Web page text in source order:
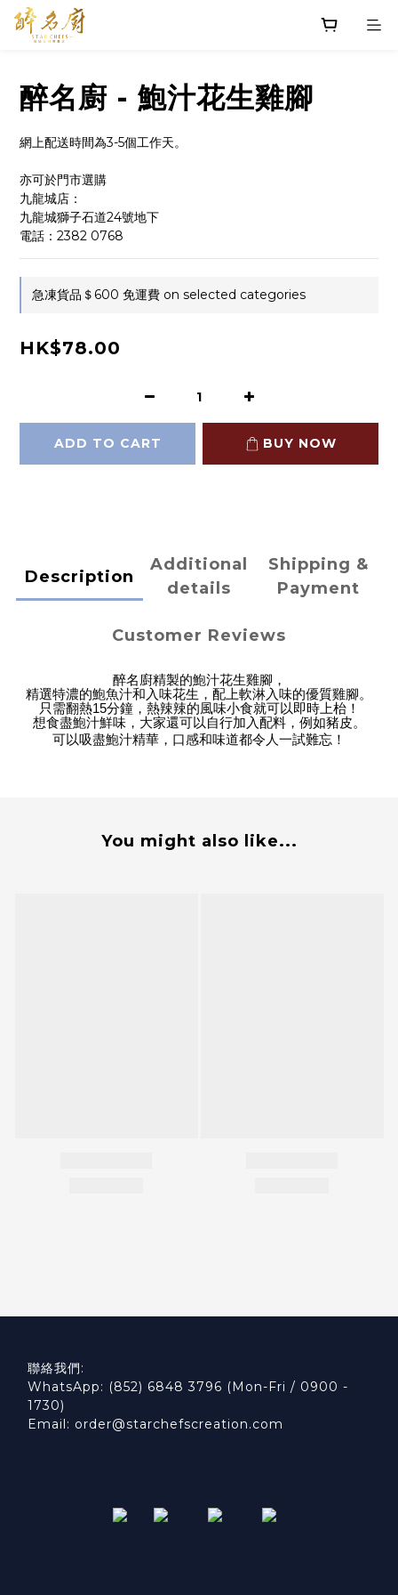
醉名廚 - 鮑汁花生雞腳
網上配送時間為3-5個工作天。
亦可於門市選購
九龍城店：
九龍城獅子石道24號地下
電話：2382 0768
急凍貨品＄600 免運費 on selected categories
HK$78.00
ADD TO CART BUY NOW
Description
Additional
details
Shipping &
Payment
Customer Reviews
醉名廚精製的鮑汁花生雞腳，
精選特濃的鮑魚汁和入味花生，配上軟淋入味的優質雞腳。
只需翻熱15分鐘，熱辣辣的風味小食就可以即時上枱！
想食盡鮑汁鮮味，大家還可以自行加入配料，例如豬皮。
可以吸盡鮑汁精華，口感和味道都令人一試難忘！
You might also like...
聯絡我們:
WhatsApp: (852) 6848 3796 (Mon-Fri / 0900 -
1730)
Email: order@starchefscreation.com